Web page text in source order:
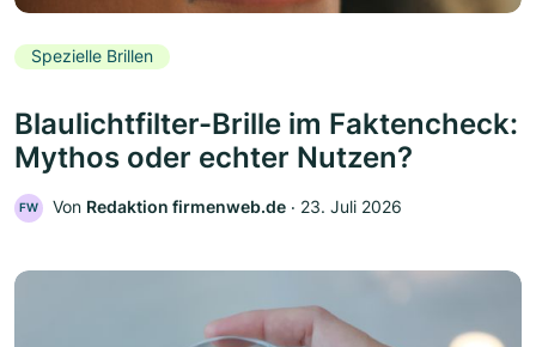
Spezielle Brillen
Blaulichtfilter-Brille im Faktencheck:
Mythos oder echter Nutzen?
FW Von Redaktion firmenweb.de ‧ 23. Juli 2026